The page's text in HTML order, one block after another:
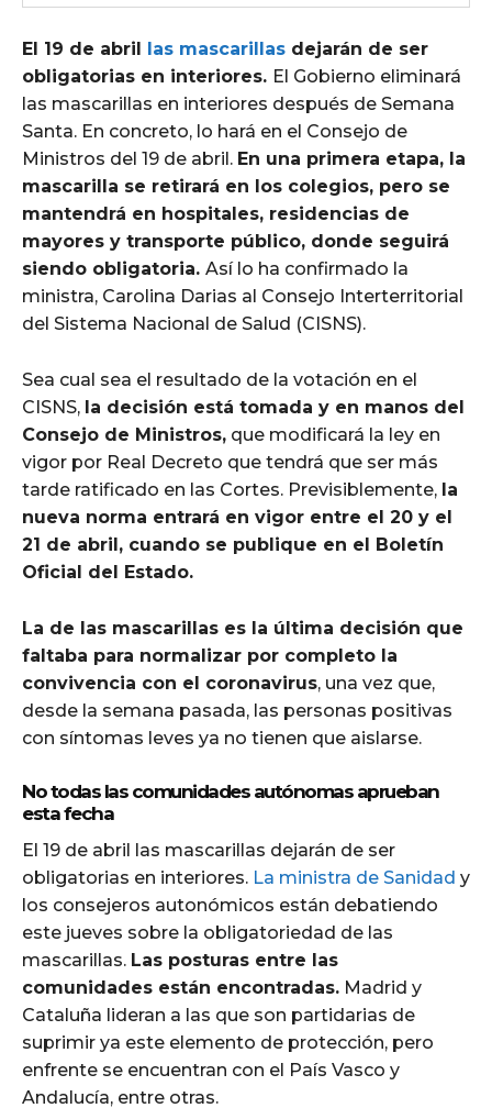
El 19 de abril las mascarillas dejarán de ser
obligatorias en interiores. El Gobierno eliminará
las mascarillas en interiores después de Semana
Santa. En concreto, lo hará en el Consejo de
Ministros del 19 de abril. En una primera etapa, la
mascarilla se retirará en los colegios, pero se
mantendrá en hospitales, residencias de
mayores y transporte público, donde seguirá
siendo obligatoria. Así lo ha confirmado la
ministra, Carolina Darias al Consejo Interterritorial
del Sistema Nacional de Salud (CISNS).
Sea cual sea el resultado de la votación en el
CISNS, la decisión está tomada y en manos del
Consejo de Ministros, que modificará la ley en
vigor por Real Decreto que tendrá que ser más
tarde ratificado en las Cortes. Previsiblemente, la
nueva norma entrará en vigor entre el 20 y el
21 de abril, cuando se publique en el Boletín
Oficial del Estado.
La de las mascarillas es la última decisión que
faltaba para normalizar por completo la
convivencia con el coronavirus, una vez que,
desde la semana pasada, las personas positivas
con síntomas leves ya no tienen que aislarse.
No todas las comunidades autónomas aprueban
esta fecha
El 19 de abril las mascarillas dejarán de ser
obligatorias en interiores. La ministra de Sanidad y
los consejeros autonómicos están debatiendo
este jueves sobre la obligatoriedad de las
mascarillas. Las posturas entre las
comunidades están encontradas. Madrid y
Cataluña lideran a las que son partidarias de
suprimir ya este elemento de protección, pero
enfrente se encuentran con el País Vasco y
Andalucía, entre otras.